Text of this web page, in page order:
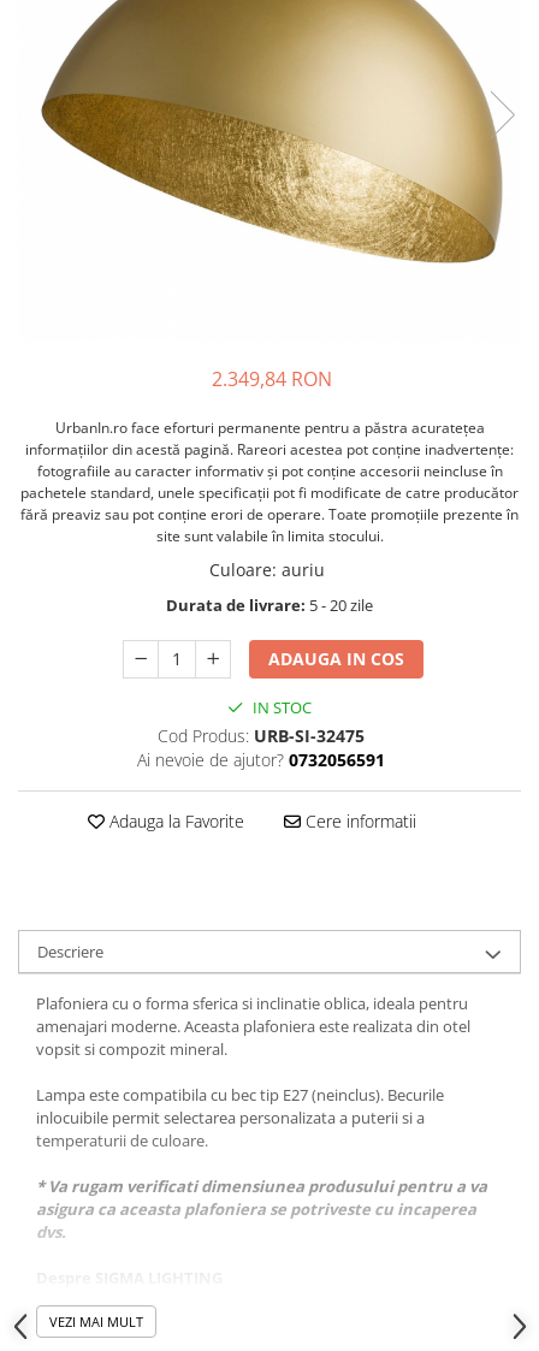
2.349,84 RON
UrbanIn.ro face eforturi permanente pentru a păstra acurateţea
informaţiilor din acestă pagină. Rareori acestea pot conţine inadvertenţe:
fotografiile au caracter informativ şi pot conţine accesorii neincluse în
pachetele standard, unele specificaţii pot fi modificate de catre producător
fără preaviz sau pot conţine erori de operare. Toate promoţiile prezente în
site sunt valabile în limita stocului.
Culoare: auriu
Durata de livrare: 5 - 20 zile
ADAUGA IN COS
IN STOC
Cod Produs: URB-SI-32475
Ai nevoie de ajutor? 0732056591
Adauga la Favorite Cere informatii
Descriere
Plafoniera cu o forma sferica si inclinatie oblica, ideala pentru
amenajari moderne. Aceasta plafoniera este realizata din otel
vopsit si compozit mineral.
Lampa este compatibila cu bec tip E27 (neinclus). Becurile
inlocuibile permit selectarea personalizata a puterii si a
temperaturii de culoare.
* Va rugam verificati dimensiunea produsului pentru a va
asigura ca aceasta plafoniera se potriveste cu incaperea
dvs.
Corpuri de iluminat fabricate in Polonia din 1996.
Sigma Lighting este un producator polonez de corpuri de
VEZI MAI MULT